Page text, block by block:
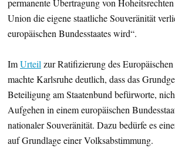
permanente Übertragung von
Union die eigene staatliche Souveränität
europäischen Bundesstaates wird“.
ImUrteilzur Ratifizierung des
machte Karlsruhe deutlich, dass das
Beteiligung am Staatenbund befürworte,
Aufgehen in einem europäischen
nationaler Souveränität. Dazu bedürfe es
auf Grundlage einer Volksabstimmung.